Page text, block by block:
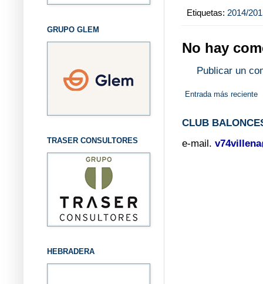
Etiquetas: 2014/
No hay
Publicar un
Entrada más reciente
CLUB
e-mail.
GRUPO GLEM
TRASER CONSULTORES
HEBRADERA